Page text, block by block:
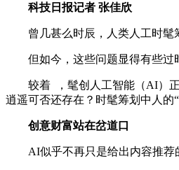
科技日报记者 张佳欣
曾几甚么时辰，人类人工时髦
但如今，这些问题显得有些
较着  ，髦创人工智能（AI）正
逍遥可否还存在？时髦筹划中人的
创意财富站在岔道口
AI似乎不再只是给出内容推荐的